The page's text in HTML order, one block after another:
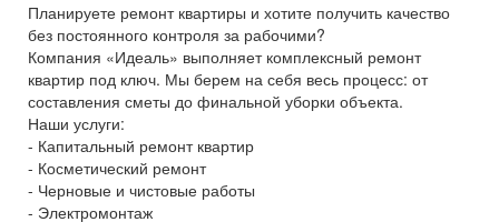
Планируете ремонт квартиры и хотите получить качество
без постоянного контроля за рабочими?
Компания «Идеаль» выполняет комплексный ремонт
квартир под ключ. Мы берем на себя весь процесс: от
составления сметы до финальной уборки объекта.
Наши услуги:
- Капитальный ремонт квартир
- Косметический ремонт
- Черновые и чистовые работы
- Электромонтаж